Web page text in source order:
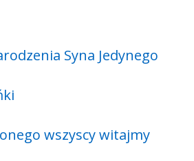
Syna Jedynego
wszyscy witajmy